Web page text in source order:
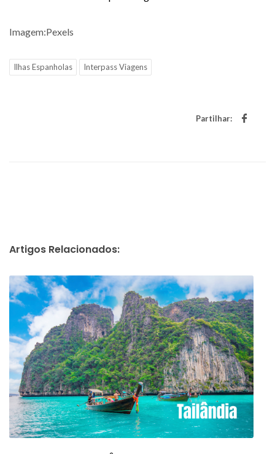
Imagem:Pexels
Ilhas Espanholas Interpass Viagens
Partilhar:
Artigos Relacionados: